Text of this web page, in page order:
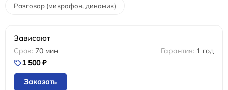
Разговор (микрофон, динамик)
Зависают
70 мин
1 год
1 500 ₽
Заказать